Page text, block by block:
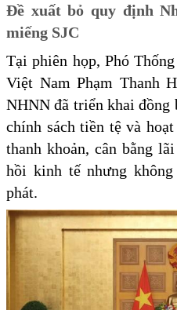
Đề xuất bỏ quy định
miếng SJC
Tại phiên họp, Phó
Việt Nam Phạm Thanh
NHNN đã triển khai đồng
chính sách tiền tệ và
thanh khoản, cân bằng
hồi kinh tế nhưng
phát.